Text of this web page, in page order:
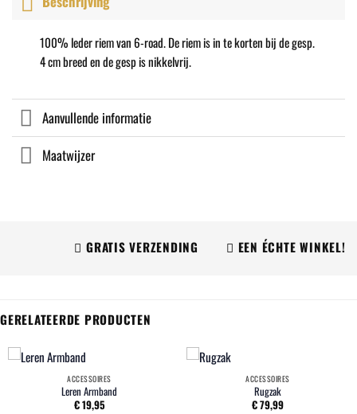
100% leder riem van 6-road. De riem is in te korten bij de gesp.
4 cm breed en de gesp is nikkelvrij.
Aanvullende informatie
Maatwijzer
GRATIS VERZENDING EEN ÉCHTE WINKEL!
GERELATEERDE PRODUCTEN
ACCESSOIRES
Leren Armband
€19,95
ACCESSOIRES
Rugzak
€79,99